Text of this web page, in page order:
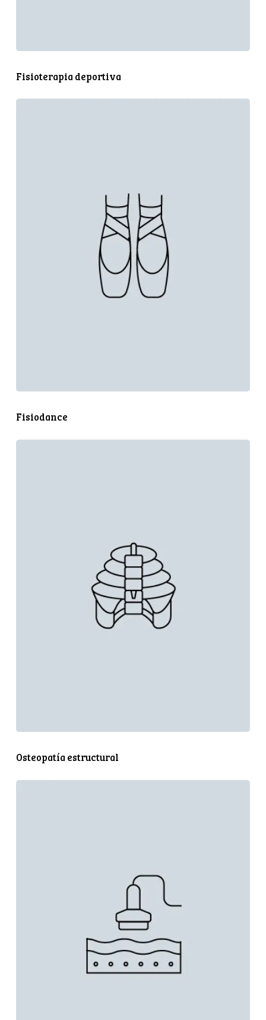
Fisioterapia deportiva
Fisiodance
Osteopatía estructural